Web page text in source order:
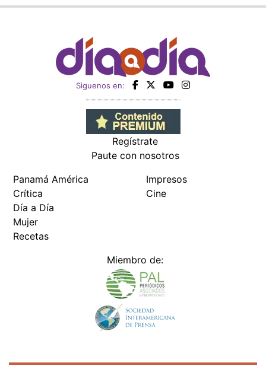
Siguenos en:
Regístrate
Paute con nosotros
Panamá América
Crítica
Día a Día
Mujer
Recetas
Impresos
Cine
Miembro de: